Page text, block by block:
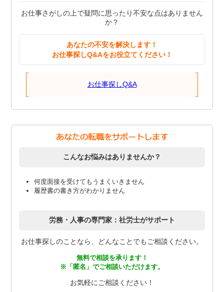
お仕事さがしの上で疑問に思ったり不安な点はありません
か？
あなたの不安を解決します！
お仕事探しQ&Aをお役立てください！
お仕事探しQ&A
こんなお悩みはありませんか？
何度面接を受けてもうまくいきません
履歴書の書き方がわかりません
労務・人事の専門家：社労士がサポート
お仕事探しのことなら、どんなことでもご相談ください。
無料で相談を承ります！
※「匿名」でご相談いただけます。
お気軽にご相談ください！